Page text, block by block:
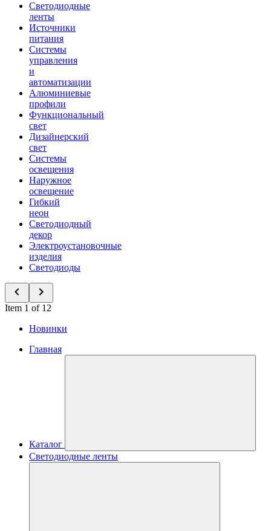
Светодиодные
ленты
Источники
питания
Системы
управления
и
автоматизации
Алюминиевые
профили
Функциональный
свет
Дизайнерский
свет
Системы
освещения
Наружное
освещение
Гибкий
неон
Светодиодный
декор
Электроустановочные
изделия
Светодиоды
Item 1 of 12
Новинки
Главная
Каталог
Светодиодные ленты